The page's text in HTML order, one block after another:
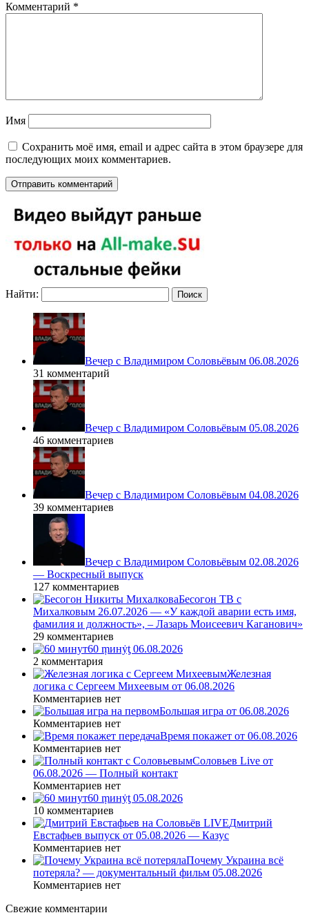
Комментарий *
Имя
Сохранить моё имя, email и адрес сайта в этом браузере для
последующих моих комментариев.
Найти:
Вечер с Владимиром Соловьёвым 06.08.2026
31 комментарий
Вечер с Владимиром Соловьёвым 05.08.2026
46 комментариев
Вечер с Владимиром Соловьёвым 04.08.2026
39 комментариев
Вечер с Владимиром Соловьёвым 02.08.2026
— Воскресный выпуск
127 комментариев
Бесогон ТВ с
Михалковым 26.07.2026 — «У каждой аварии есть имя,
фамилия и должность», – Лазарь Моисеевич Каганович»
29 комментариев
60 ṃинẏƫ 06.08.2026
2 комментария
Железная
логика с Сергеем Михеевым от 06.08.2026
Комментариев нет
Большая игра от 06.08.2026
Комментариев нет
Время покажет от 06.08.2026
Комментариев нет
Соловьев Live от
06.08.2026 — Полный контакт
Комментариев нет
60 ṃинẏƫ 05.08.2026
10 комментариев
Дмитрий
Евстафьев выпуск от 05.08.2026 — Казус
Комментариев нет
Почему Украина всё
потеряла? — документальный фильм 05.08.2026
Комментариев нет
Свежие комментарии